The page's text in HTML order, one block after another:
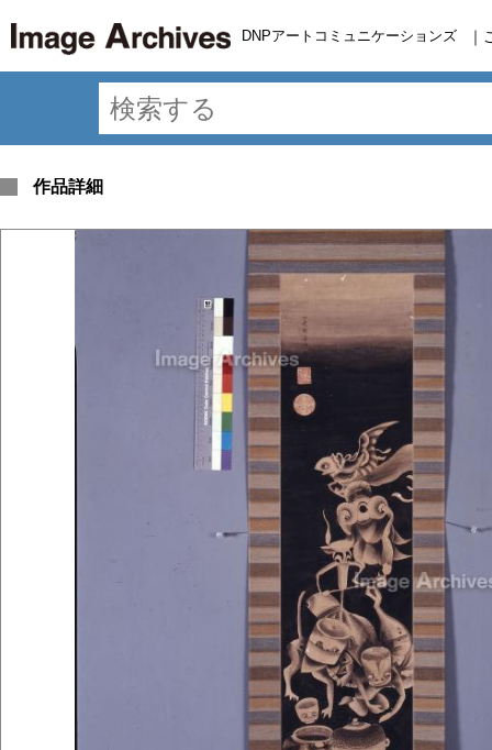
DNPアートコミュニケーションズ ｜
作品詳細